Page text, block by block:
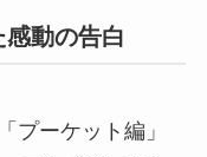
動の告白
プーケット編」